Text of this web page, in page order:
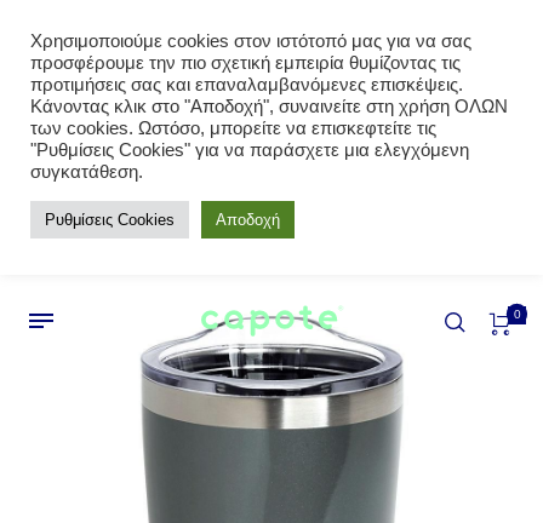
0
Χρησιμοποιούμε cookies στον ιστότοπό μας για να σας
προσφέρουμε την πιο σχετική εμπειρία θυμίζοντας τις
προτιμήσεις σας και επαναλαμβανόμενες επισκέψεις.
Κάνοντας κλικ στο "Αποδοχή", συναινείτε στη χρήση ΟΛΩΝ
των cookies. Ωστόσο, μπορείτε να επισκεφτείτε τις
"Ρυθμίσεις Cookies" για να παράσχετε μια ελεγχόμενη
συγκατάθεση.
Ρυθμίσεις Cookies Αποδοχή